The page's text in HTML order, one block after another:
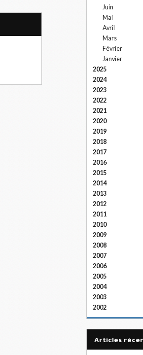
Juin
Mai
Avril
Mars
Février
Janvier
2025
2024
2023
2022
2021
2020
2019
2018
2017
2016
2015
2014
2013
2012
2011
2010
2009
2008
2007
2006
2005
2004
2003
2002
articles